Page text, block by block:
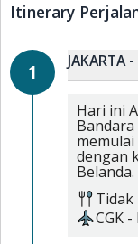
Itinerary
1 JAKARTA
Hari ini
dengan
Belanda.
Tidak
CGK -